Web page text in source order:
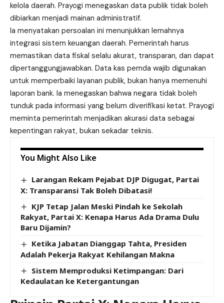
kelola daerah. Prayogi menegaskan data publik tidak boleh
dibiarkan menjadi mainan administratif.
Ia menyatakan persoalan ini menunjukkan lemahnya
integrasi sistem keuangan daerah. Pemerintah harus
memastikan data fiskal selalu akurat, transparan, dan dapat
dipertanggungjawabkan. Data kas pemda wajib digunakan
untuk memperbaiki layanan publik, bukan hanya memenuhi
laporan bank. Ia menegaskan bahwa negara tidak boleh
tunduk pada informasi yang belum diverifikasi ketat. Prayogi
meminta pemerintah menjadikan akurasi data sebagai
kepentingan rakyat, bukan sekadar teknis.
You Might Also Like
Larangan Rekam Pejabat DJP Digugat, Partai
X: Transparansi Tak Boleh Dibatasi!
KJP Tetap Jalan Meski Pindah ke Sekolah
Rakyat, Partai X: Kenapa Harus Ada Drama Dulu
Baru Dijamin?
Ketika Jabatan Dianggap Tahta, Presiden
Adalah Pekerja Rakyat Kehilangan Makna
Sistem Memproduksi Ketimpangan: Dari
Kedaulatan ke Ketergantungan